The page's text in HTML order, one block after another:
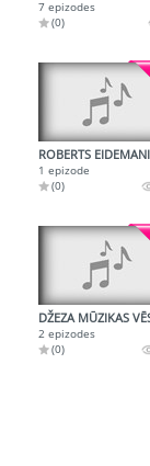
7 epizodes
(0)
1 epizode
(0)
2 epizodes
(0)